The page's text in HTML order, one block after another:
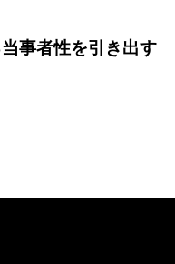
事者性を引き出す